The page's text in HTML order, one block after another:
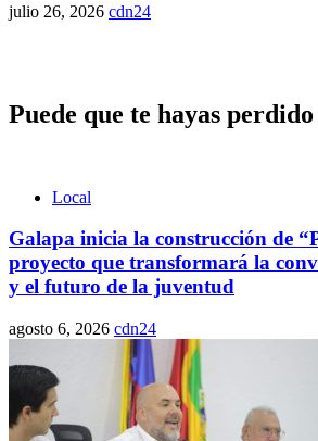
julio 26, 2026 cdn24
Puede que te hayas perdido
Local
Galapa inicia la construcción de
proyecto que transformará la
y el futuro de la juventud
agosto 6, 2026 cdn24